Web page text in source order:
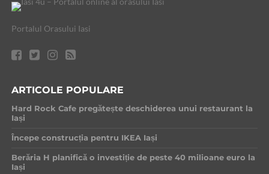
Portalul Orasului Iasi
ARTICOLE POPULARE
Hard Rock Cafe pregătește deschiderea unui restaurant la
Iași
Începe construcția pentru IKEA Iași
Berăria H planifică o investiție de peste 40 milioane euro la
Iași